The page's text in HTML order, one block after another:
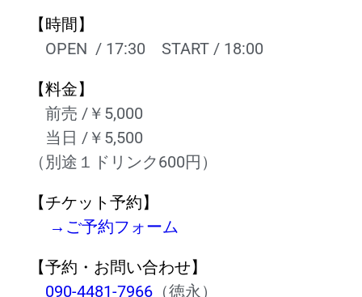
【時間】
OPEN / 17:30 START / 18:00
【料金】
前売 /￥5,000
当日 /￥5,500
（別途１ドリンク600円）
【チケット予約】
→ご予約フォーム
【予約・ お問い合わせ】
090-4481-7966（徳永）